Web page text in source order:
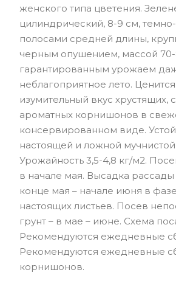
женского типа цветения.
цилиндрический, 8-9 см,
полосами средней длины,
черным опушением, массой 70-
гарантированным урожаем
неблагоприятное лето. Ценится
изумительный вкус хрустящих,
ароматных корнишонов в
консервированном виде.
настоящей и ложной
Урожайность 3,5-4,8 кг/м2.
в начале мая. Высадка
конце мая – начале июня в
настоящих листьев. Посев
грунт – в мае – июне. Схема
Рекомендуются ежедневные
Рекомендуются ежедневные
корнишонов.